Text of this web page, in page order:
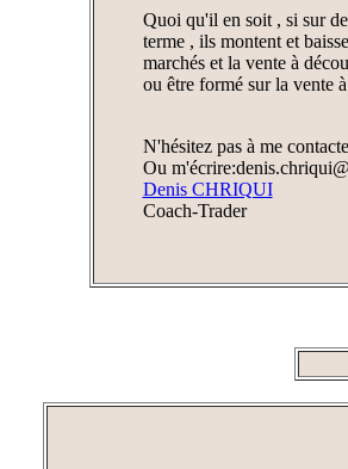
Quoi qu'il en soit , si sur
terme , ils montent et
marchés et la vente à
ou être formé sur la vente
N'hésitez pas à me
Ou
Denis CHRIQUI
Coach-Trader